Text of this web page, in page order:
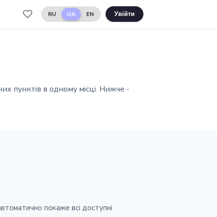
RU UA EN Увійти
пунктів в одному місці. Нижче -
покаже всі доступні